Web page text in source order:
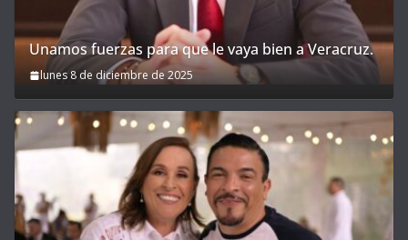
Unamos fuerzas para que le vaya bien a Veracruz.
lunes 8 de diciembre de 2025